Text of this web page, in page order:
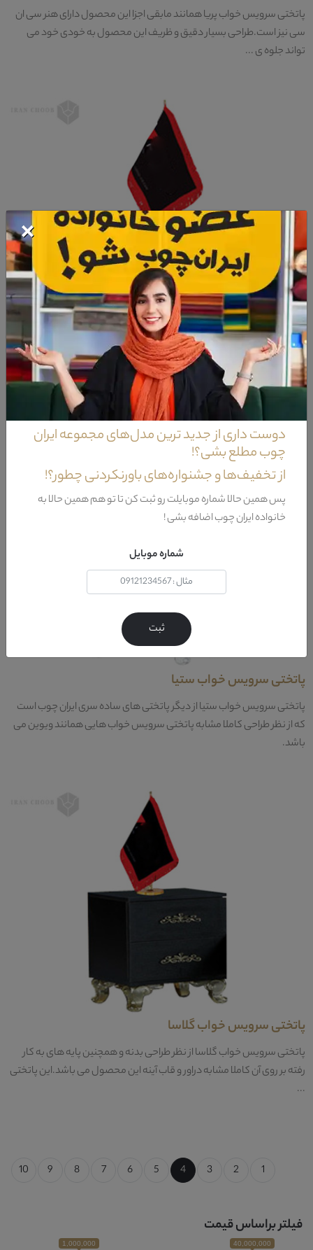
فیلتر براساس قیمت
1,000,000 40,000,000
پاتختی سرویس خواب پریا همانند مابقی اجزا این محصول دارای هنر سی ان
سی نیز است.طراحی بسیار دقیق و ظریف این محصول به خودی خود می
تواند جلوه ی ...
پاتختی سرویس خواب راوش
پاتختی سرویس خواب راوش دارای طراحی به نسبت ساده و در عین حال زیبا
نیز است.این پاتختی سرویس خواب درای یک کشو است که توسط ریل های
سه زمانه به ...
پاتختی سرویس خواب ستیا
پاتختی سرویس خواب ستیا از دیگر پاتختی های ساده سری ایران چوب است
که از نظر طراحی کاملا مشابه پاتختی سرویس خواب هایی همانند ویوین می
باشد.
پاتختی سرویس خواب گلاسا
پاتختی سرویس خواب گلاسا از نظر طراحی بدنه و همچنین پایه های به کار
رفته بر روی آن کاملا مشابه دراور و قاب آینه این محصول می باشد.این پاتختی
...
1
2
3
4
5
6
7
8
9
10
×
دوست داری از جدید ترین مدل‌های مجموعه ایران
چوب مطلع بشی؟!
از تخفیف‌ها و جشنواره‌های باورنکردنی چطور؟!
پس همین حالا شماره موبایلت رو ثبت کن تا تو هم همین حالا به
خانواده ایران چوب اضافه بشی !
شماره موبایل
ثبت